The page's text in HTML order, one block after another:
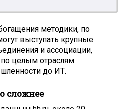
методики, по
выступать крупные
и ассоциации,
целым отраслям
до ИТ.
сложнее